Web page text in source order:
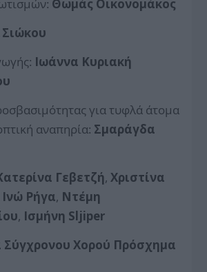
Θωμάς Οικονομάκος
Ιωάννα Κυριακή
για τυφλά άτομα
αναπηρία: Σμαράγδα
Γεβετζή,Χριστίνα
Ινώ Ρήγα, Ντέμη
, Ισμήνη Sljiper
Χορού Πρόσχημα